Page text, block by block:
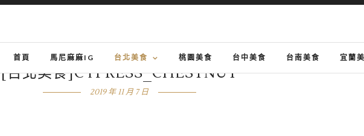
首頁 馬尼麻麻IG 台北美食 桃園美食 台中美食 台南美食 宜蘭
[台北美食]CYPRESS_CHESTNUT
2019 年 11 月 7 日